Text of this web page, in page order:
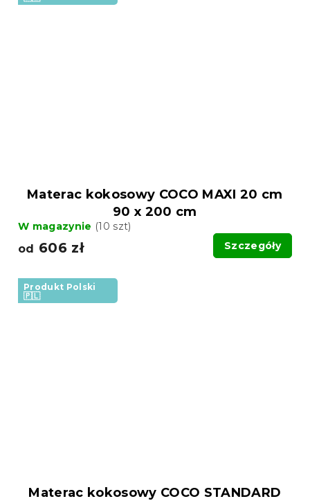
Materac kokosowy COCO MAXI 20 cm
90 x 200 cm
W magazynie (10 szt)
od 606 zł Szczegóły
Produkt Polski
🇵🇱
Materac kokosowy COCO STANDARD